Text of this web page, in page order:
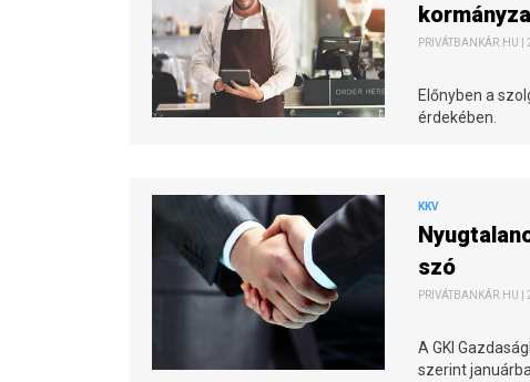
PRIVÁTBANKÁR.HU
Előnyben a
érdekében.
KKV
szó
PRIVÁTBANKÁR.HU
A GKI
szerint